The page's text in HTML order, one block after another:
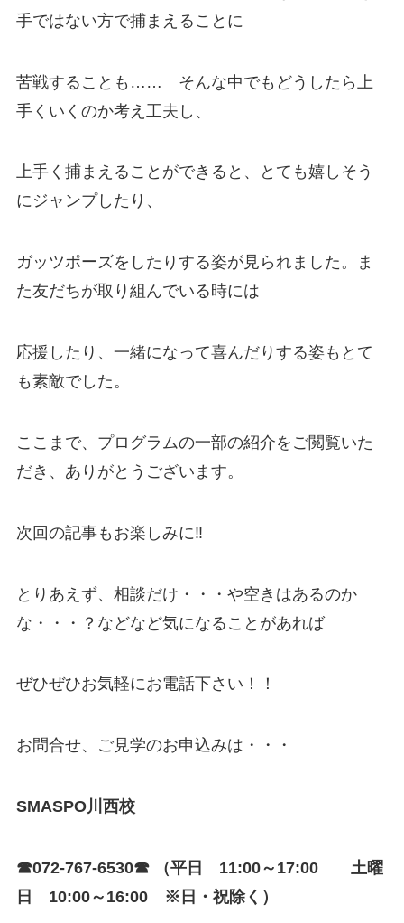
手ではない方で捕まえることに
苦戦することも…… そんな中でもどうしたら上
手くいくのか考え工夫し、
上手く捕まえることができると、とても嬉しそう
にジャンプしたり、
ガッツポーズをしたりする姿が見られました。ま
た友だちが取り組んでいる時には
応援したり、一緒になって喜んだりする姿もとて
も素敵でした。
ここまで、プログラムの一部の紹介をご閲覧いた
だき、ありがとうございます。
次回の記事もお楽しみに‼
とりあえず、相談だけ・・・や空きはあるのか
な・・・？などなど気になることがあれば
ぜひぜひお気軽にお電話下さい！！
お問合せ、ご見学のお申込みは・・・
SMASPO川西校
☎072-767-6530☎ （平日 11:00～17:00 土曜
日 10:00～16:00 ※日・祝除く）